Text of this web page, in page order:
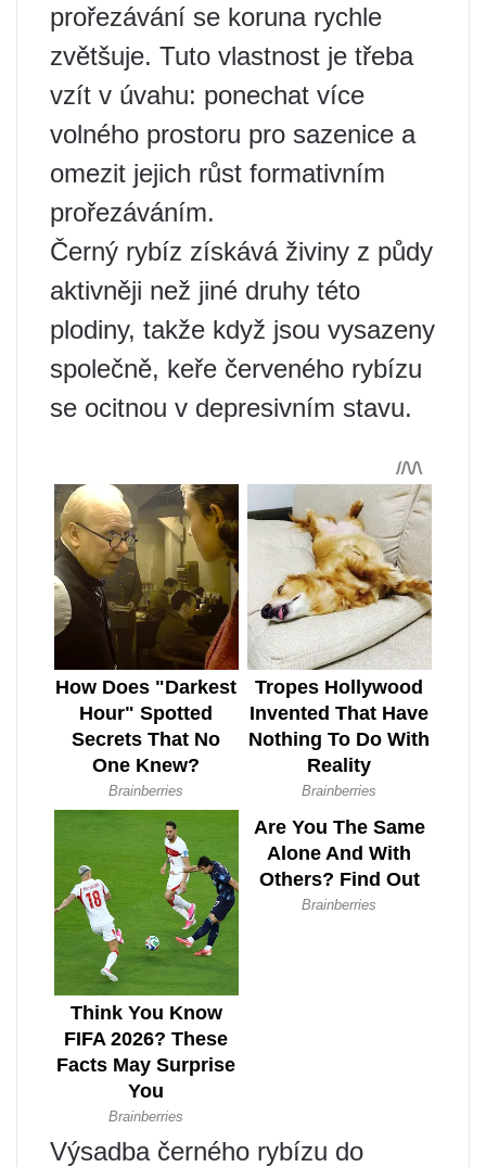
prořezávání se koruna rychle
zvětšuje. Tuto vlastnost je třeba
vzít v úvahu: ponechat více
volného prostoru pro sazenice a
omezit jejich růst formativním
prořezáváním.
Černý rybíz získává živiny z půdy
aktivněji než jiné druhy této
plodiny, takže když jsou vysazeny
společně, keře červeného rybízu
se ocitnou v depresivním stavu.
Výsadba černého rybízu do